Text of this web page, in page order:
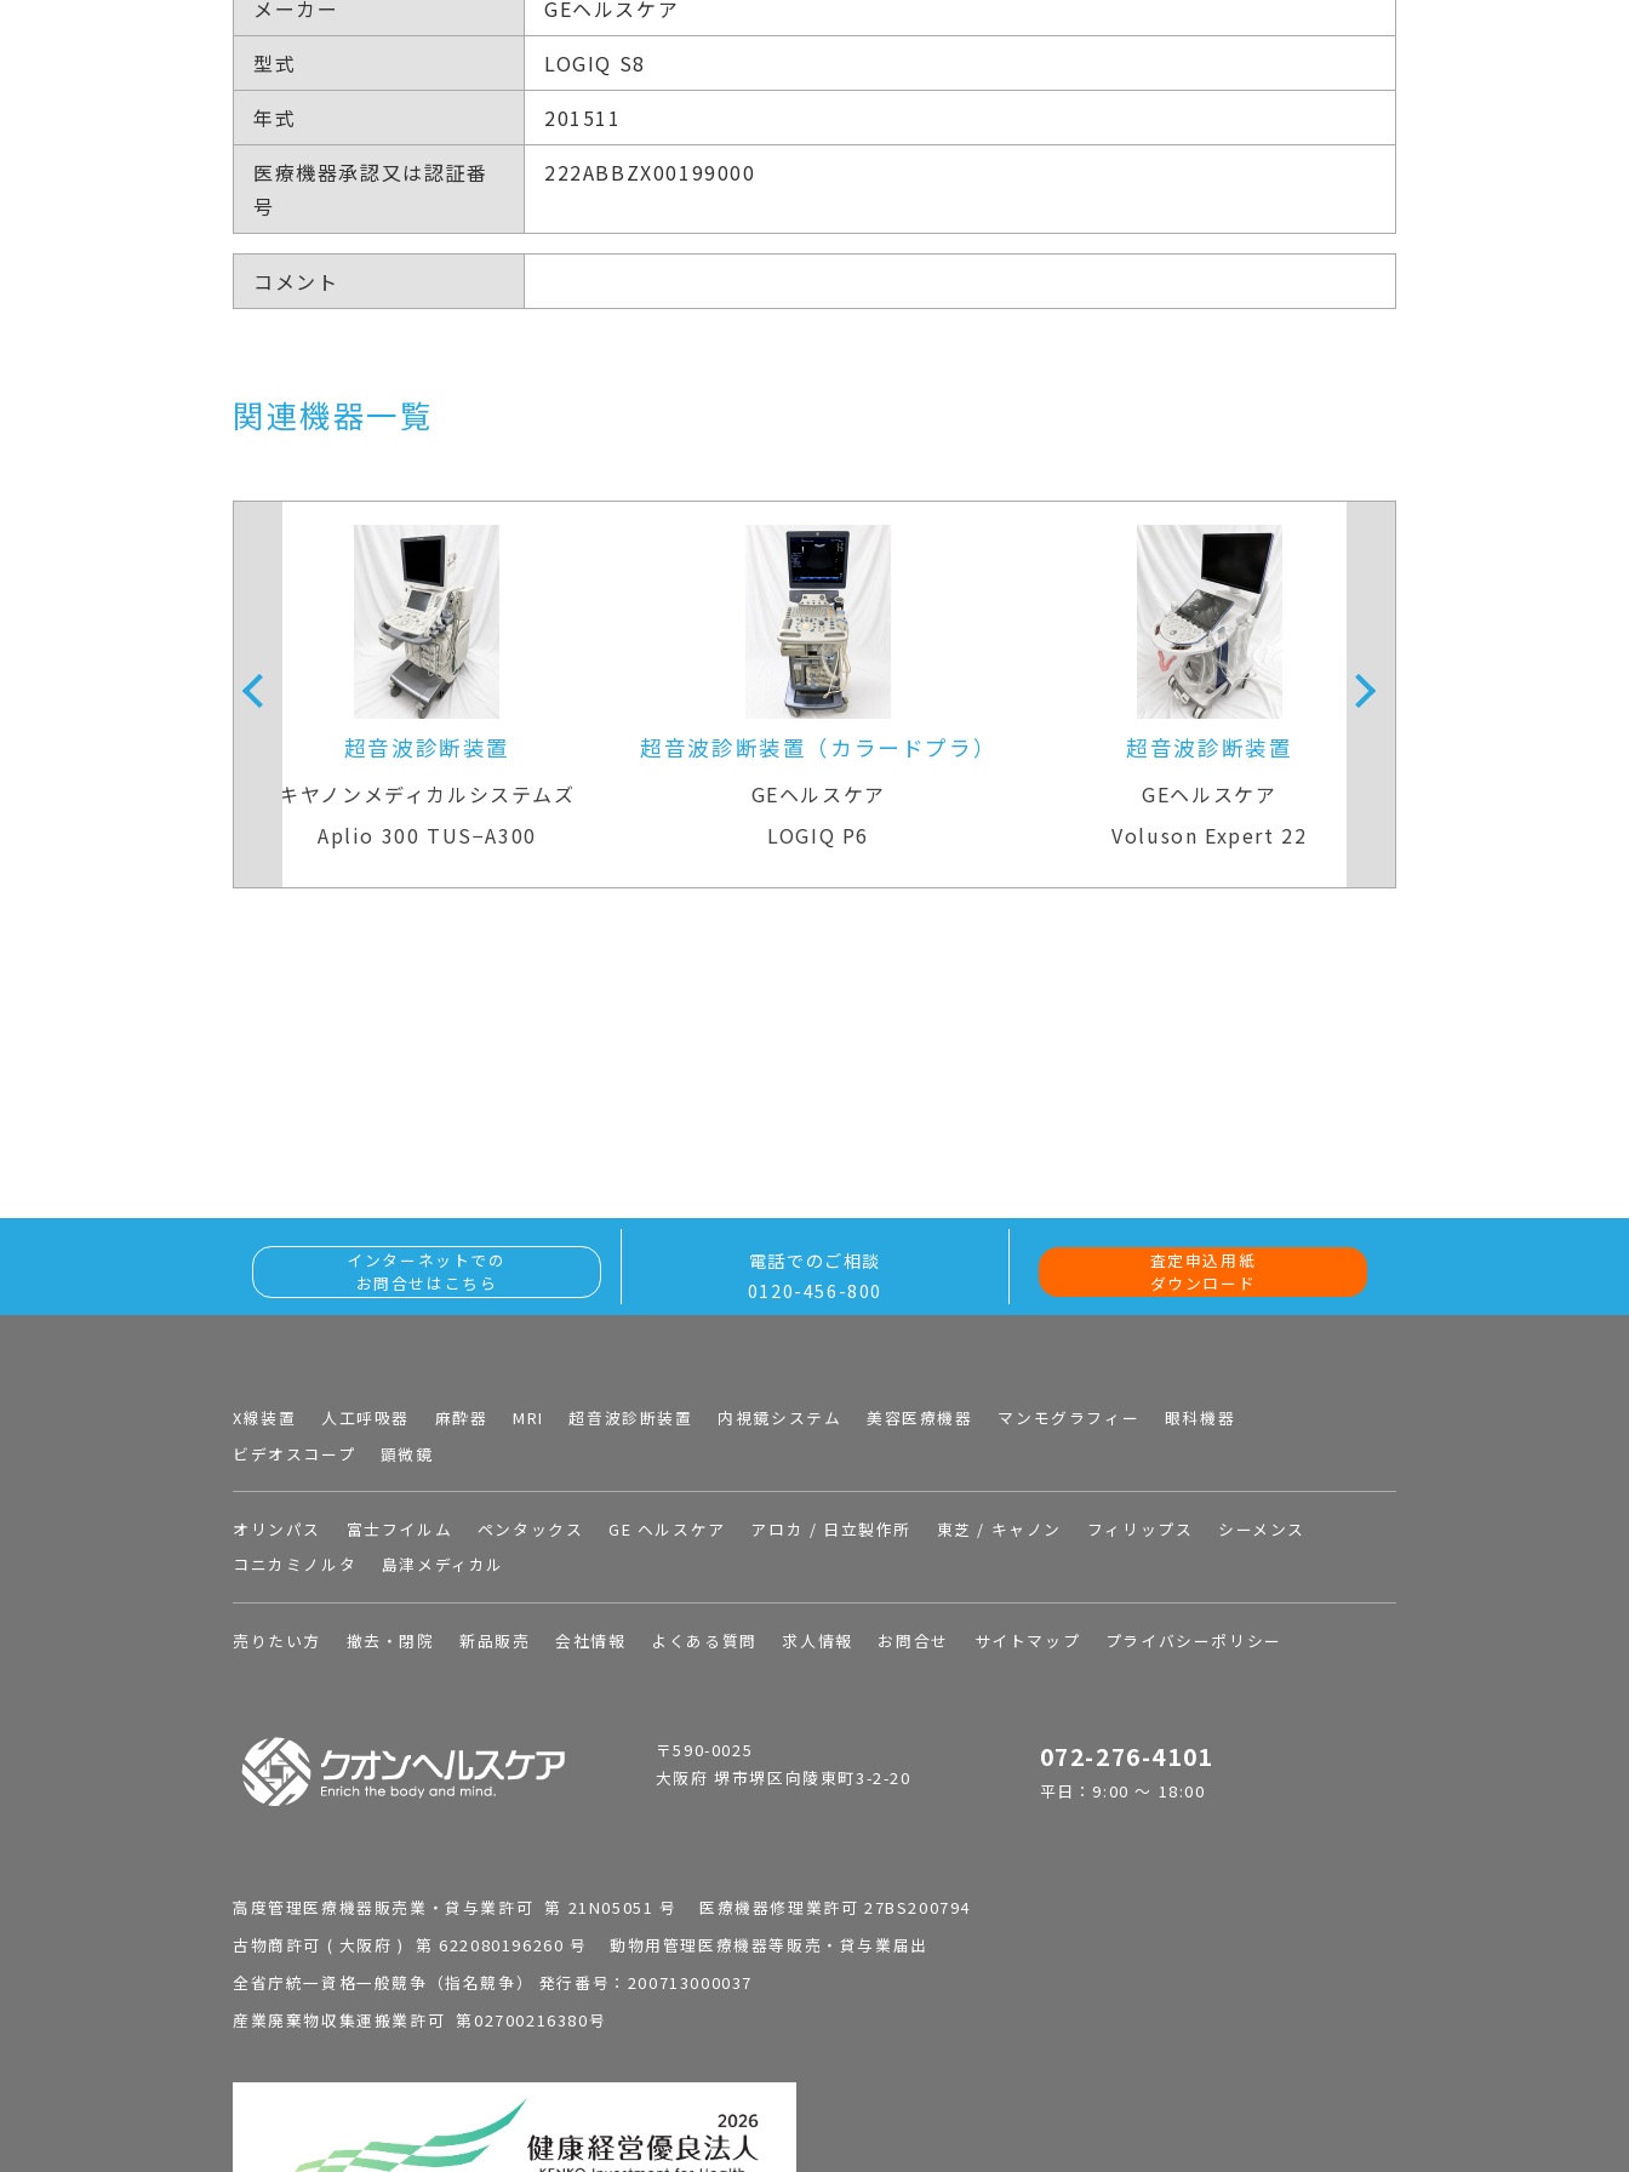
メーカー
GEヘルスケア
型式
LOGIQ S8
年式
201511
医療機器承認又は認証番
号
222ABBZX00199000
コメント
関連機器一覧
超音波診断装置（カラードプラ）
GEヘルスケア
LOGIQ P6
超音波診断装置
GEヘルスケア
Voluson Expert 22
4D超音波診断装置（カラードプ
ラ）
GEヘルスケア
Voluson E10
インターネットでの
お問合せはこちら
電話でのご相談
0120-456-800
査定申込用紙
ダウンロード
X線装置 人工呼吸器 麻酔器 MRI 超音波診断装置 内視鏡システム 美容医療機器 マンモグラフィー
眼科機器
ビデオスコープ
顕微鏡
オリンパス 富士フイルム ペンタックス GE ヘルスケア アロカ / 日立製作所 東芝 / キャノン フィリップス
シーメンス
コニカミノルタ
島津メディカル
売りたい方 撤去・閉院 新品販売 会社情報 よくある質問 求人情報 お問合せ サイトマップ プライバシーポリシー
〒590-0025
大阪府 堺市堺区向陵東町3-2-20
072-276-4101
平日：9:00 ～ 18:00
高度管理医療機器販売業・貸与業許可 第 21N05051 号 医療機器修理業許可 27BS200794
古物商許可 ( 大阪府 ) 第 622080196260 号 動物用管理医療機器等販売・貸与業届出
全省庁統一資格一般競争（指名競争） 発行番号：200713000037
産業廃棄物収集運搬業許可 第02700216380号